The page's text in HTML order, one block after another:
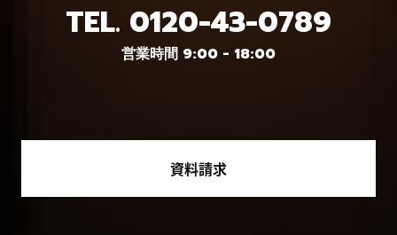
TEL. 0120-43-0789
営業時間 9:00 - 18:00
資料請求